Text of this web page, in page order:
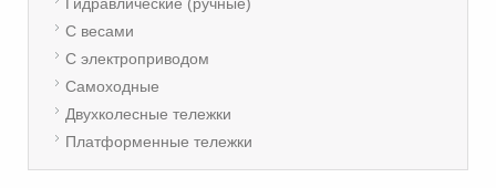
С весами
С электроприводом
Самоходные
Двухколесные тележки
Платформенные тележки